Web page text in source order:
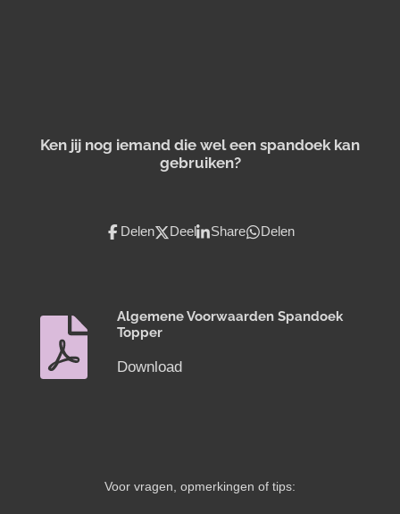
Ken jij nog iemand die wel een spandoek kan
gebruiken?
Delen Deel Share Delen
Algemene Voorwaarden Spandoek
Topper
Download
Voor vragen, opmerkingen of tips: